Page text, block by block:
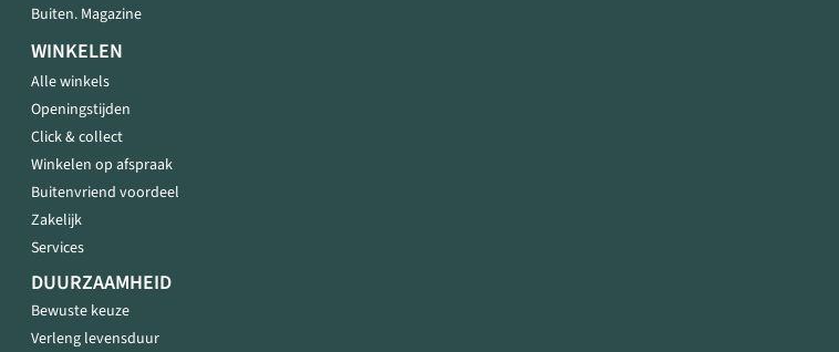
Buiten. Magazine
WINKELEN
Alle winkels
Openingstijden
Click & collect
Winkelen op afspraak
Buitenvriend voordeel
Zakelijk
Services
DUURZAAMHEID
Bewuste keuze
Verleng levensduur